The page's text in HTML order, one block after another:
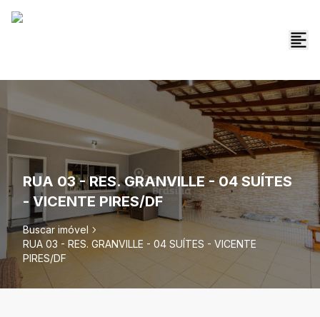
RUA 03 - RES. GRANVILLE - 04 SUÍTES
- VICENTE PIRES/DF
Buscar imóvel
RUA 03 - RES. GRANVILLE - 04 SUÍTES - VICENTE
PIRES/DF